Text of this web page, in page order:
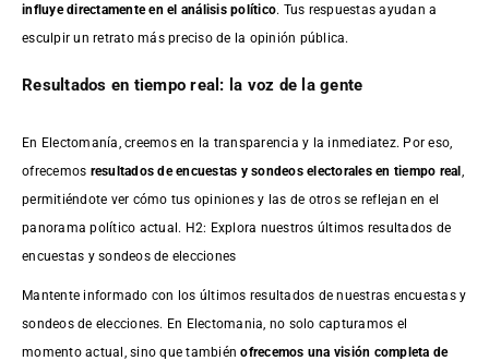
influye directamente en el análisis político. Tus respuestas ayudan a
esculpir un retrato más preciso de la opinión pública.
Resultados en tiempo real: la voz de la gente
En Electomanía, creemos en la transparencia y la inmediatez. Por eso,
ofrecemos resultados deencuestas y sondeos electorales en tiempo real
permitiéndote ver cómo tus opiniones y las de otros se reflejan en el
panorama político actual. H2: Explora nuestros últimos resultados de
encuestas y sondeos de elecciones
Mantente informado con los últimos resultados de nuestras encuestasy
sondeos de elecciones. En Electomania, no solo capturamos el
momento actual, sino que tambiénofrecemos una visión completa de